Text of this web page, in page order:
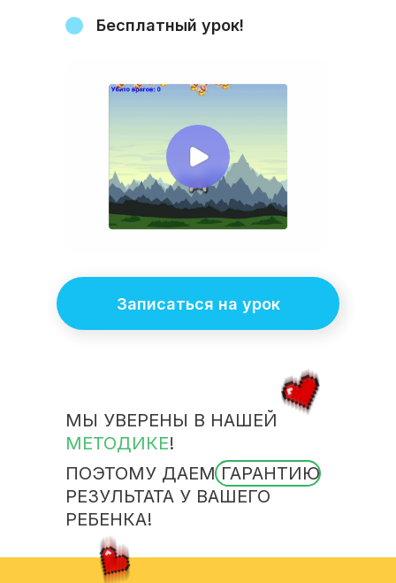
Бесплатный урок!
Записаться на урок
МЫ УВЕРЕНЫ В НАШЕЙ
МЕТОДИКЕ!
ПОЭТОМУ ДАЕМ ГАРАНТИЮ
РЕЗУЛЬТАТА У ВАШЕГО
РЕБЕНКА!